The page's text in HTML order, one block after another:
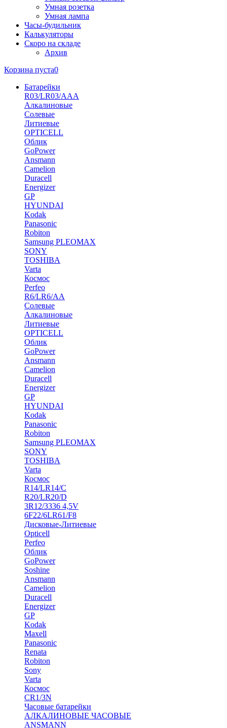
Умная розетка
Умная лампа
Часы-будильник
Калькуляторы
Скоро на складе
Архив
Корзина пуста0
Батарейки
R03/LR03/AAA
Алкалиновые
Солевые
Литиевые
OPTICELL
Облик
GoPower
Ansmann
Camelion
Duracell
Energizer
GP
HYUNDAI
Kodak
Panasonic
Robiton
Samsung PLEOMAX
SONY
TOSHIBA
Varta
Космос
Perfeo
R6/LR6/AA
Солевые
Алкалиновые
Литиевые
OPTICELL
Облик
GoPower
Ansmann
Camelion
Duracell
Energizer
GP
HYUNDAI
Kodak
Panasonic
Robiton
Samsung PLEOMAX
SONY
TOSHIBA
Varta
Космос
R14/LR14/C
R20/LR20/D
3R12/3336 4,5V
6F22/6LR61/F8
Дисковые-Литиевые
Opticell
Perfeo
Облик
GoPower
Soshine
Ansmann
Camelion
Duracell
Energizer
GP
Kodak
Maxell
Panasonic
Renata
Robiton
Sony
Varta
Космос
CR1/3N
Часовые батарейки
АЛКАЛИНОВЫЕ ЧАСОВЫЕ
ANSMANN